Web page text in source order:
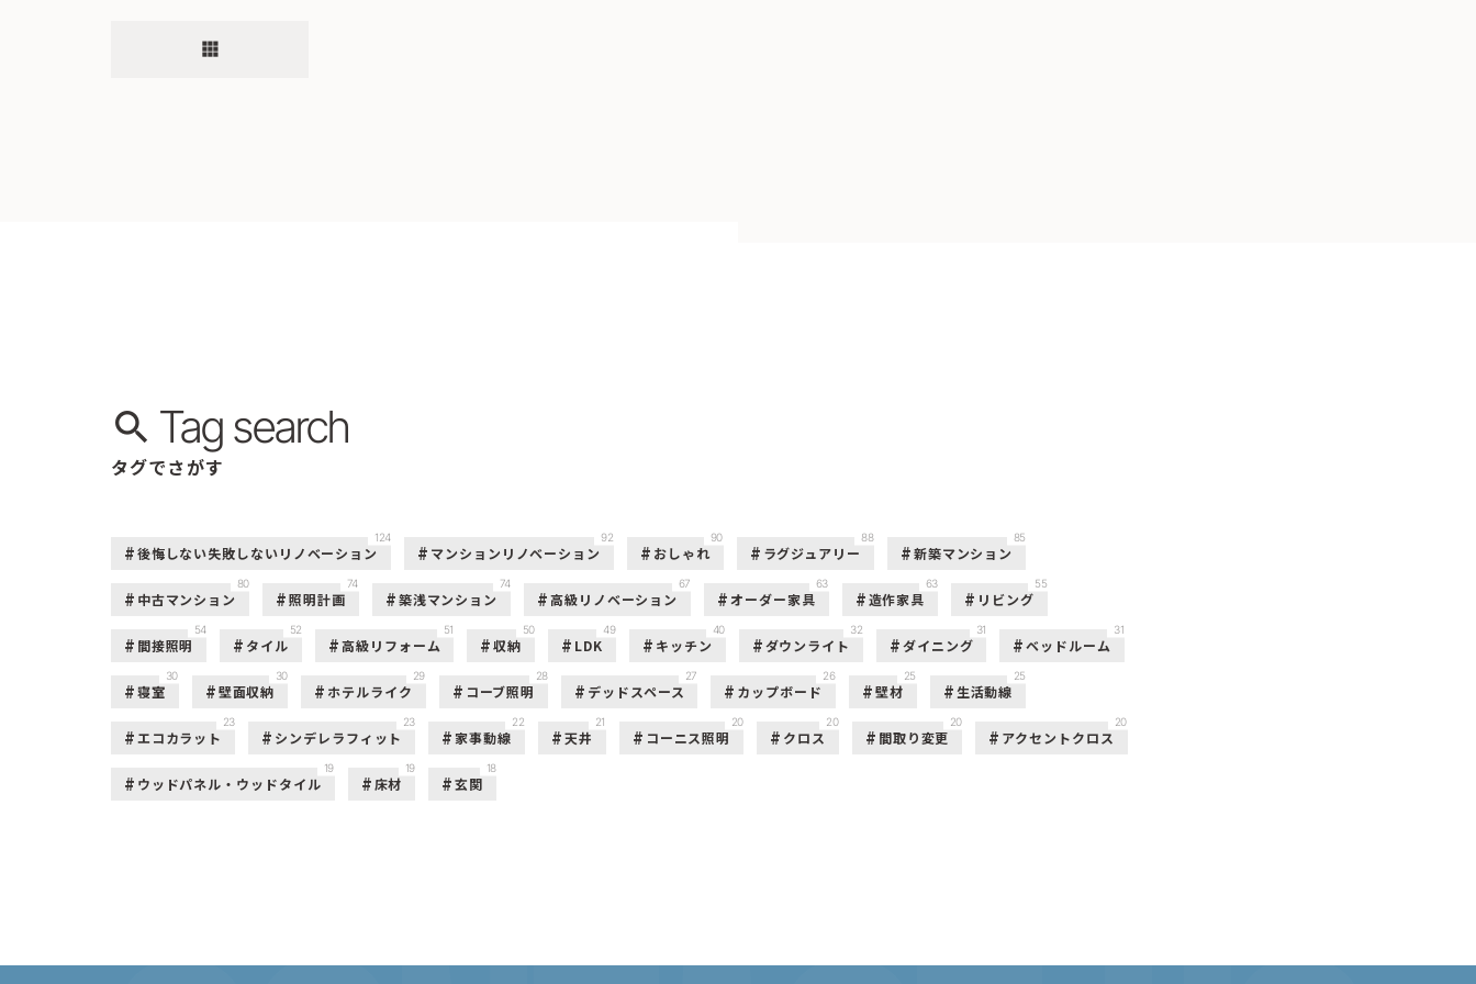
apps
Tag search
タグでさがす
後悔しない失敗しないリノベーション
124
マンションリノベーション
92
おしゃれ
90
ラグジュアリー
88
新築マンション
85
中古マンション
80
照明計画
74
築浅マンション
74
高級リノベーション
67
オーダー家具
63
造作家具
63
リビング
55
間接照明
54
タイル
52
高級リフォーム
51
収納
50
LDK
49
キッチン
40
ダウンライト
32
ダイニング
31
ベッドルーム
31
寝室
30
壁面収納
30
ホテルライク
29
コーブ照明
28
デッドスペース
27
カップボード
26
壁材
25
生活動線
25
エコカラット
23
シンデレラフィット
23
家事動線
22
天井
21
コーニス照明
20
クロス
20
間取り変更
20
アクセントクロス
20
ウッドパネル・ウッドタイル
19
床材
19
玄関
18